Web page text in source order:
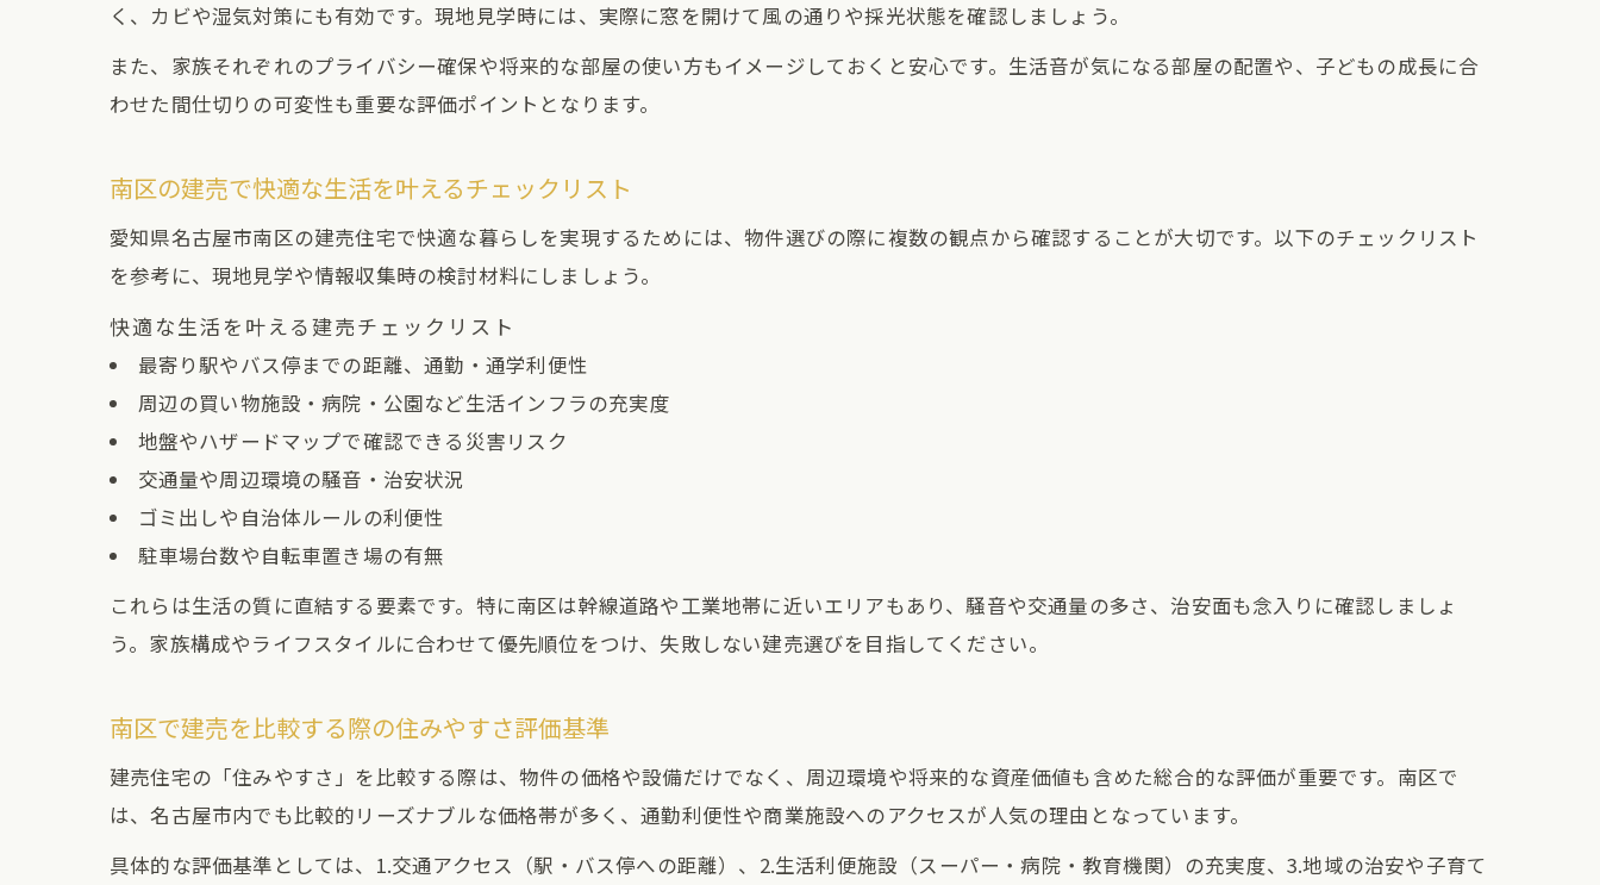
く、カビや湿気対策にも有効です。現地見学時には、実際に窓を開けて風の通りや採光状態を確認しましょう。
また、家族それぞれのプライバシー確保や将来的な部屋の使い方もイメージしておくと安心です。生活音が気になる部屋の配置や、子どもの成長に合
わせた間仕切りの可変性も重要な評価ポイントとなります。
南区の建売で快適な生活を叶えるチェックリスト
愛知県名古屋市南区の建売住宅で快適な暮らしを実現するためには、物件選びの際に複数の観点から確認することが大切です。以下のチェックリスト
を参考に、現地見学や情報収集時の検討材料にしましょう。
快適な生活を叶える建売チェックリスト
最寄り駅やバス停までの距離、通勤・通学利便性
周辺の買い物施設・病院・公園など生活インフラの充実度
地盤やハザードマップで確認できる災害リスク
交通量や周辺環境の騒音・治安状況
ゴミ出しや自治体ルールの利便性
駐車場台数や自転車置き場の有無
これらは生活の質に直結する要素です。特に南区は幹線道路や工業地帯に近いエリアもあり、騒音や交通量の多さ、治安面も念入りに確認しましょ
う。家族構成やライフスタイルに合わせて優先順位をつけ、失敗しない建売選びを目指してください。
南区で建売を比較する際の住みやすさ評価基準
建売住宅の「住みやすさ」を比較する際は、物件の価格や設備だけでなく、周辺環境や将来的な資産価値も含めた総合的な評価が重要です。南区で
は、名古屋市内でも比較的リーズナブルな価格帯が多く、通勤利便性や商業施設へのアクセスが人気の理由となっています。
具体的な評価基準としては、1.交通アクセス（駅・バス停への距離）、2.生活利便施設（スーパー・病院・教育機関）の充実度、3.地域の治安や子育て